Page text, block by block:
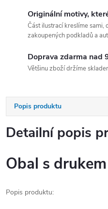
Originální motivy,
Část ilustrací kreslíme
zakoupených podkladů a
Doprava zdarma nad
Většinu zboží držíme
Popis produktu
Detailní popis
Obal s drukem
Popis produktu: